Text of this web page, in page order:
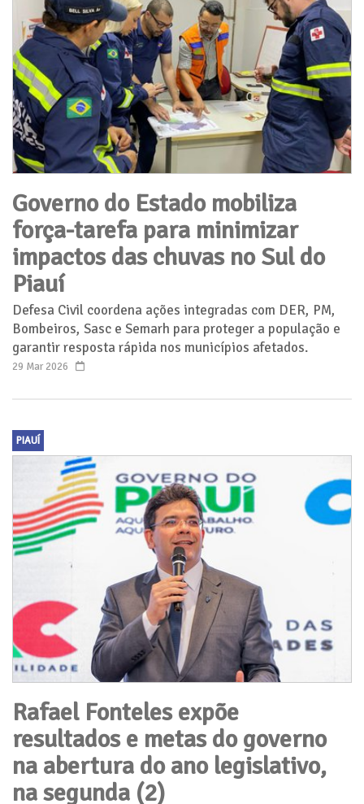
Governo do Estado mobiliza
força-tarefa para minimizar
impactos das chuvas no Sul do
Piauí
Defesa Civil coordena ações integradas com DER, PM,
Bombeiros, Sasc e Semarh para proteger a população e
garantir resposta rápida nos municípios afetados.
29 Mar 2026
PIAUÍ
Rafael Fonteles expõe
resultados e metas do governo
na abertura do ano legislativo,
na segunda (2)